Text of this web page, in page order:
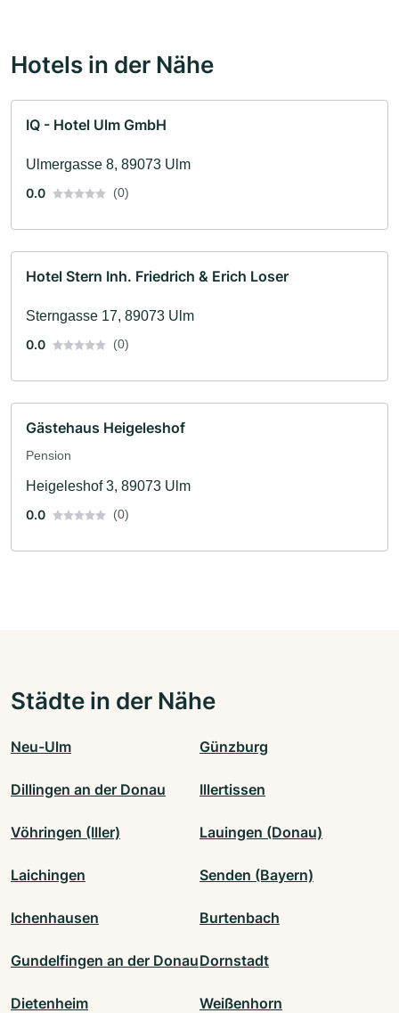
Hotels in der Nähe
IQ - Hotel Ulm GmbH
Ulmergasse 8, 89073 Ulm
0.0
(0)
Hotel Stern Inh. Friedrich & Erich Loser
Sterngasse 17, 89073 Ulm
0.0
(0)
Gästehaus Heigeleshof
Pension
Heigeleshof 3, 89073 Ulm
0.0
(0)
Städte in der Nähe
Neu-Ulm Günzburg
Dillingen an der Donau Illertissen
Vöhringen (Iller) Lauingen (Donau)
Laichingen Senden (Bayern)
Ichenhausen Burtenbach
Gundelfingen an der DonauDornstadt
Dietenheim Weißenhorn